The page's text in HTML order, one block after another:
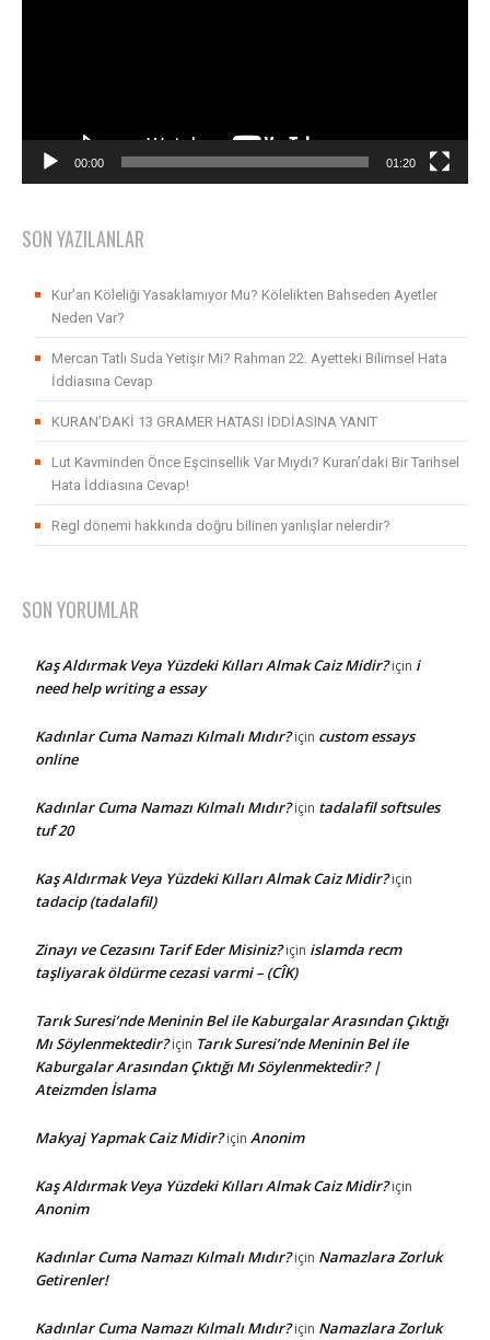
00:00 01:20
SON YAZILANLAR
Kur’an Köleliği Yasaklamıyor Mu? Kölelikten Bahseden Ayetler
Neden Var?
Mercan Tatlı Suda Yetişir Mi? Rahman 22. Ayetteki Bilimsel Hata
İddiasına Cevap
KURAN’DAKİ 13 GRAMER HATASI İDDİASINA YANIT
Lut Kavminden Önce Eşcinsellik Var Mıydı? Kuran’daki Bir Tarihsel
Hata İddiasına Cevap!
Regl dönemi hakkında doğru bilinen yanlışlar nelerdir?
SON YORUMLAR
Kaş Aldırmak Veya Yüzdeki Kılları Almak Caiz Midir?için i
need help writing a essay
Kadınlar Cuma Namazı Kılmalı Mıdır?için custom essays
online
Kadınlar Cuma Namazı Kılmalı Mıdır?için tadalafil softsules
tuf 20
Kaş Aldırmak Veya Yüzdeki Kılları Almak Caiz Midir?için
tadacip (tadalafil)
Zinayı ve Cezasını Tarif Eder Misiniz?için islamda recm
taşliyarak öldürme cezasi varmi – (CÎK)
Tarık Suresi’nde Meninin Bel ile Kaburgalar Arasından Çıktığı
Mı Söylenmektedir?için Tarık Suresi’nde Meninin Bel ile
Kaburgalar Arasından Çıktığı Mı Söylenmektedir? |
Ateizmden İslama
Makyaj Yapmak Caiz Midir?için Anonim
Kaş Aldırmak Veya Yüzdeki Kılları Almak Caiz Midir?için
Anonim
Kadınlar Cuma Namazı Kılmalı Mıdır?için Namazlara Zorluk
Getirenler!
Kadınlar Cuma Namazı Kılmalı Mıdır?için Namazlara Zorluk